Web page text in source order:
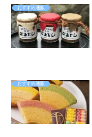
おすすめ通販
おすすめ通販